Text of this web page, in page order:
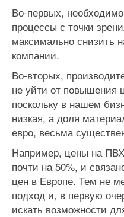
Во-первых,
процессы с точки
максимально снизить
компании.
Во-вторых,
не уйти от повышения
поскольку в нашем
низкая, а доля
евро, весьма
Например, цены на
почти на 50%, и
цен в Европе. Тем не
подход и, в первую
искать возможности